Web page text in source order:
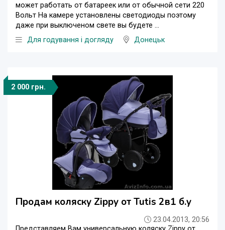
может работать от батареек или от обычной сети 220
Вольт На камере установлены светодиоды поэтому
даже при выключеном свете вы будете ...
Для годування і догляду
Донецьк
2 000 грн.
Продам коляску Zippy от Tutis 2в1 б.у
23.04.2013, 20:56